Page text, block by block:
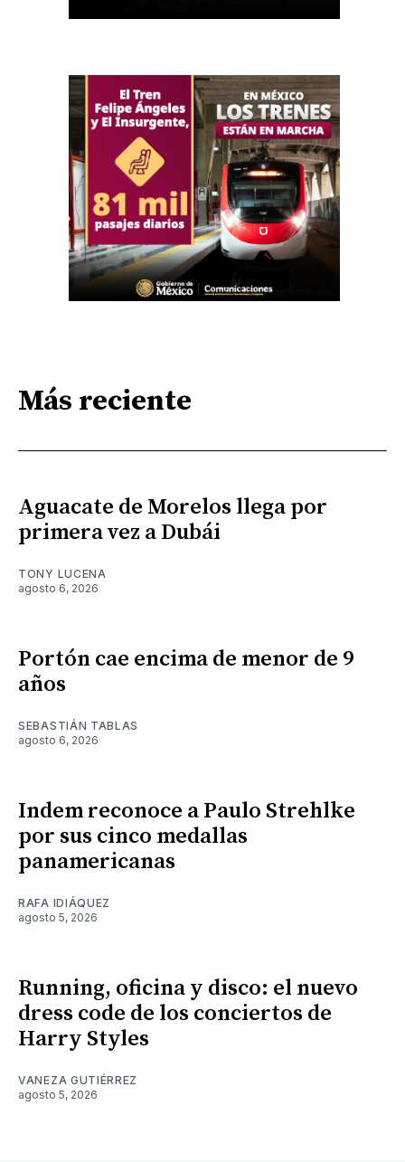
Más reciente
Aguacate de Morelos llega por
primera vez a Dubái
TONY LUCENA
agosto 6, 2026
Portón cae encima de menor de 9
años
SEBASTIÁN TABLAS
agosto 6, 2026
Indem reconoce a Paulo Strehlke
por sus cinco medallas
panamericanas
RAFA IDIÁQUEZ
agosto 5, 2026
Running, oficina y disco: el nuevo
dress code de los conciertos de
Harry Styles
VANEZA GUTIÉRREZ
agosto 5, 2026